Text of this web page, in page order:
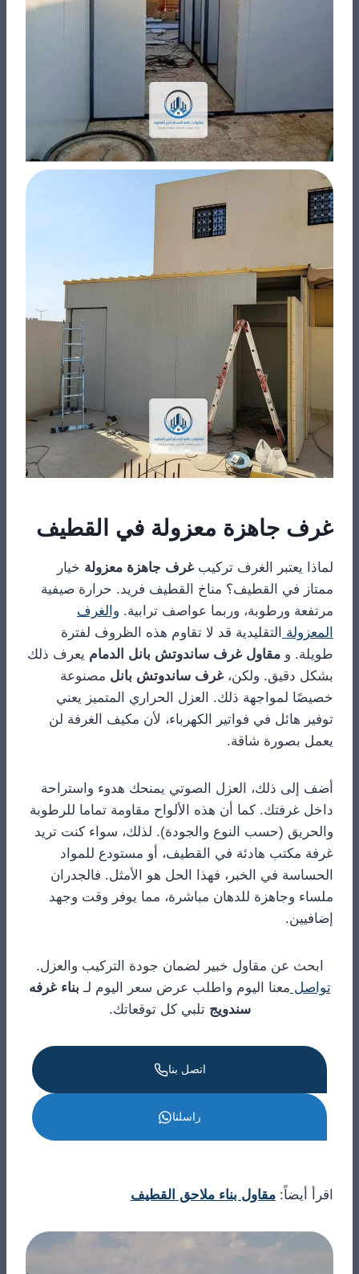
غرف جاهزة معزولة في القطيف
لماذا يعتبر الغرف تركيبغرف جاهزة معزولة خيار
ممتاز في القطيف؟ مناخ القطيف فريد. حرارة صيفية
مرتفعة ورطوبة، وربما عواصف ترابية. والغرف
المعزولة
التقليدية قد لا تقاوم هذه الظروف لفترة
طويلة. و مقاول غرف ساندوتش بانل الدمام يعرف ذلك
بشكل دقيق. ولكن،غرف ساندوتش بانل مصنوعة
خصيصًا لمواجهة ذلك. العزل الحراري المتميز يعني
توفير هائل في فواتير الكهرباء، لأن مكيف الغرفة لن
يعمل بصورة شاقة.
أضف إلى ذلك، العزل الصوتي يمنحك هدوء واستراحة
داخل غرفتك. كما أن هذه الألواح مقاومة تماما للرطوبة
والحريق (حسب النوع والجودة). لذلك، سواء كنت تريد
غرفة مكتب هادئة في القطيف، أو مستودع للمواد
الحساسة في الخبر، فهذا الحل هو الأمثل. فالجدران
ملساء وجاهزة للدهان مباشرة، مما يوفر وقت وجهد
إضافيين.
ابحث عن مقاول خبير لضمان جودة التركيب والعزل.
تواصل معنا اليوم واطلب عرض سعر اليوم لـ بناء غرفه
سندويج تلبي كل توقعاتك.
اتصل بنا
راسلنا
اقرأ أيضاً: مقاول بناء ملاحق القطيف